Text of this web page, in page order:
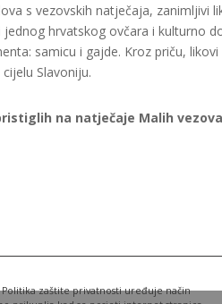
zaštite privatnosti uređuje način
s vezovskih natječaja, zanimljivi
hrvatskog ovčara i kulturno
samicu i gajde. Kroz priču, likovi
Slavoniju.
na natječaje Malih vezova